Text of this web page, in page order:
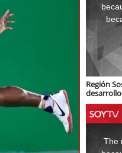
window.
Región
window.
The